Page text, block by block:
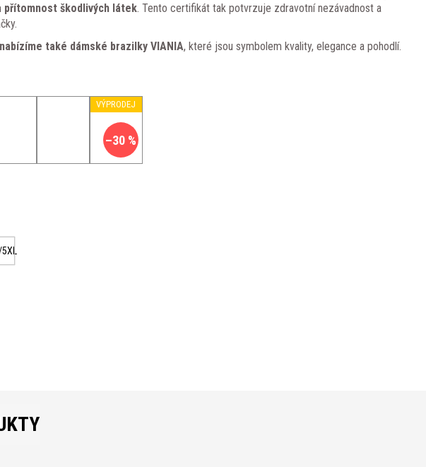
VÝPRODEJ
–30 %
přítomnost škodlivých látek. Tento certifikát tak potvrzuje zdravotní nezávadnost a
také dámské brazilky VIANIA, které jsou symbolem kvality, elegance a pohodlí.